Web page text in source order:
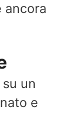
ancora
un
e